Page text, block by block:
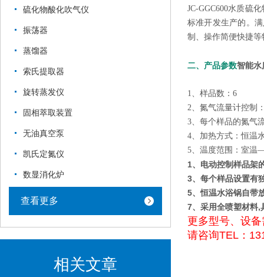
硫化物酸化吹气仪
振荡器
蒸馏器
索氏提取器
旋转蒸发仪
固相萃取装置
无油真空泵
凯氏定氮仪
数显消化炉
查看更多
相关文章
JC-GGC600水质硫
标准开发生产的。
制、操作简便快捷等
二、产品参数智能水
1、样品数：6
2、氮气流量计控制
3、每个样品的氮气
4、加热方式：恒温
5、温度范围：室温
1、电动控制样品架
3、每个样品设置有
5、恒温水浴锅自带
7、采用全喷塑材料,
更多型号、设
请咨询TEL：